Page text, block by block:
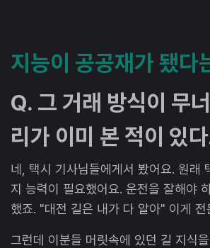
지능이 공공재가 됐다
Q. 그 거래 방식이 무
리가 이미 본 적이 있
네, 택시 기사님들에게서 봤어요. 원래
지 능력이 필요했어요. 운전을 잘해야
했죠. "대전 길은 내가 다 알아" 이게 전
그런데 이분들 머릿속에 있던 길 지식